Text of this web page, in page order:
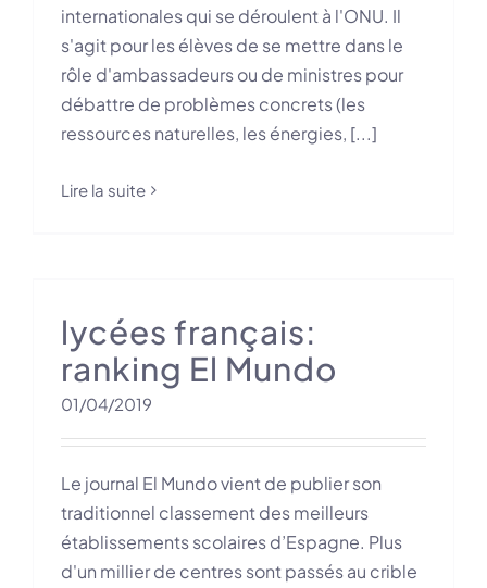
internationales qui se déroulent à l'ONU. Il
s'agit pour les élèves de se mettre dans le
rôle d'ambassadeurs ou de ministres pour
débattre de problèmes concrets (les
ressources naturelles, les énergies, [...]
Lire la suite
lycées français:
ranking El Mundo
01/04/2019
Le journal El Mundo vient de publier son
traditionnel classement des meilleurs
établissements scolaires d’Espagne. Plus
d'un millier de centres sont passés au crible